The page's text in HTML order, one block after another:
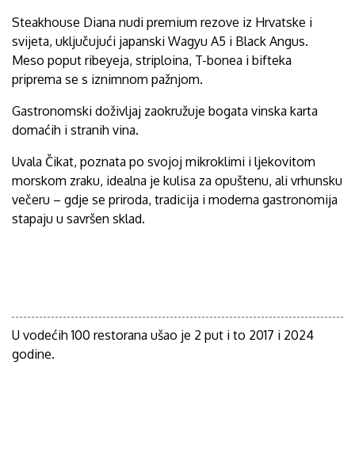
Steakhouse Diana nudi premium rezove iz Hrvatske i
svijeta, uključujući japanski Wagyu A5 i Black Angus.
Meso poput ribeyeja, striploina, T-bonea i bifteka
priprema se s iznimnom pažnjom.
Gastronomski doživljaj zaokružuje bogata vinska karta
domaćih i stranih vina.
Uvala Čikat, poznata po svojoj mikroklimi i ljekovitom
morskom zraku, idealna je kulisa za opuštenu, ali vrhunsku
večeru – gdje se priroda, tradicija i moderna gastronomija
stapaju u savršen sklad.
U vodećih 100 restorana ušao je 2 put i to 2017 i 2024
godine.